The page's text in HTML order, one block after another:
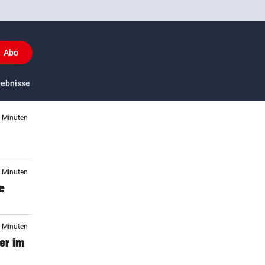
Abo
US-Sport
Minuten
Minuten
Minuten
im